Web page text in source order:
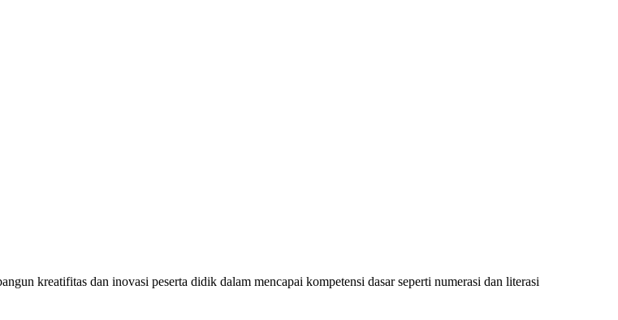
kreatifitas dan inovasi peserta didik dalam mencapai kompetensi dasar seperti numerasi dan literasi